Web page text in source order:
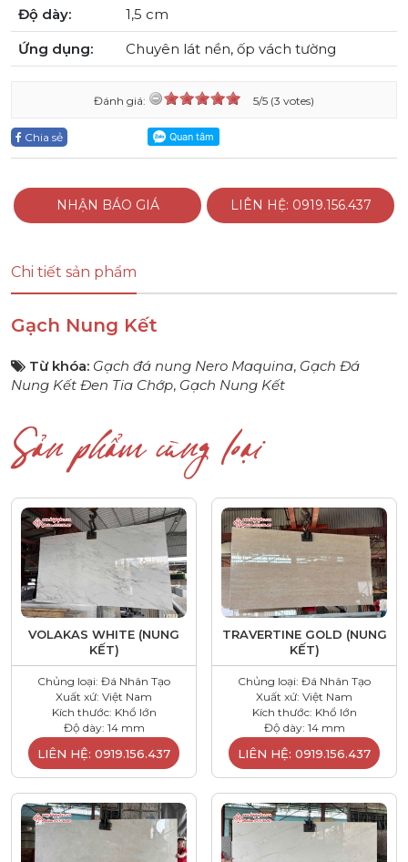
Độ dày:
1,5 cm
Ứng dụng:
Chuyên lát nền, ốp vách tường
Đánh giá: 5/5 (3 votes)
Chia sẻ
NHẬN BÁO GIÁ LIÊN HỆ: 0919.156.437
Chi tiết sản phẩm
Gạch Nung Kết
Từ khóa: Gạch đá nung Nero Maquina, Gạch Đá
Nung Kết Đen Tia Chớp, Gạch Nung Kết
Sản phẩm cùng loại
VOLAKAS WHITE (NUNG
KẾT)
Chủng loại: Đá Nhân Tạo
Xuất xứ: Việt Nam
Kích thước: Khổ lớn
Độ dày: 14 mm
LIÊN HỆ: 0919.156.437
TRAVERTINE GOLD (NUNG
KẾT)
Chủng loại: Đá Nhân Tạo
Xuất xứ: Việt Nam
Kích thước: Khổ lớn
Độ dày: 14 mm
LIÊN HỆ: 0919.156.437